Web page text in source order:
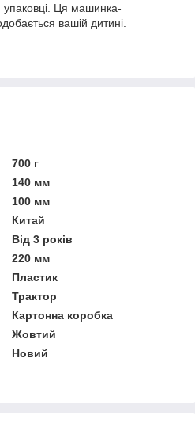
упаковці. Ця машинка-
вашій дитині.
700 г
140 мм
100 мм
Китай
Від 3 років
220 мм
Пластик
Трактор
Картонна коробка
Жовтий
Новий